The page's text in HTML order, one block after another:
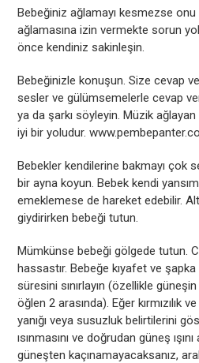
Bebeğiniz ağlamayı kesmezse
ağlamasına izin vermekte sorun
önce kendiniz sakinleşin.
Bebeğinizle konuşun. Size cevap
sesler ve gülümsemelerle cevap
ya da şarkı söyleyin. Müzik
iyi bir yoludur.
Bebekler kendilerine bakmayı çok
bir ayna koyun. Bebek kendi
emeklemese de hareket edebilir.
giydirirken bebeği tutun.
Mümkünse bebeği gölgede tutun.
hassastır. Bebeğe kıyafet ve
süresini sınırlayın (özellikle
öğlen 2 arasında). Eğer kırmızılık
yanığı veya susuzluk belirtilerini
ısınmasını ve doğrudan güneş
güneşten kaçınamayacaksanız,